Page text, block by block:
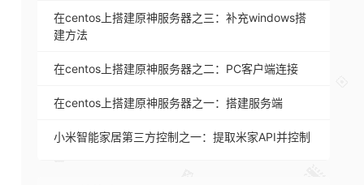
在centos上搭建原神服务器之三：补充windows搭
建方法
在centos上搭建原神服务器之二：PC客户端连接
在centos上搭建原神服务器之一：搭建服务端
小米智能家居第三方控制之一：提取米家API并控制